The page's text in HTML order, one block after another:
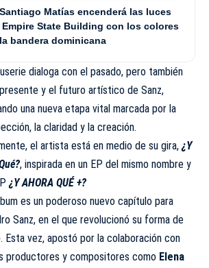
Santiago Matías encenderá las luces
Empire State Building con los colores
bandera dominicana
dialoga con el pasado, pero también
y el futuro artístico de Sanz,
una nueva etapa vital marcada por la
la claridad y la creación.
el artista está en medio de su gira,¿Y
, inspirada en un EP del mismo nombre y
¿Y AHORA QUÉ +?
es un poderoso nuevo capítulo para
Sanz, en el que revolucionó su forma de
Esta vez, apostó por la colaboración con
productores y compositores como Elena